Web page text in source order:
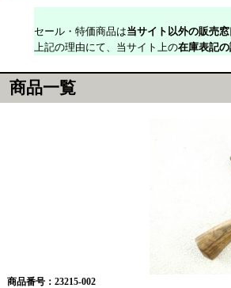
セール・特価商品は当サイト以外の販売
上記の理由にて、当サイト上の在庫表記
商品一覧
商品番号：23215-002